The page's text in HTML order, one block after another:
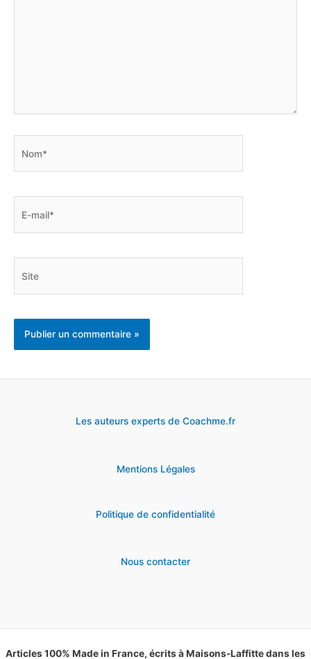
Les auteurs experts de Coachme.fr
Mentions Légales
Politique de confidentialité
Nous contacter
Articles 100% Made in France, écrits à Maisons-Laffitte dans les